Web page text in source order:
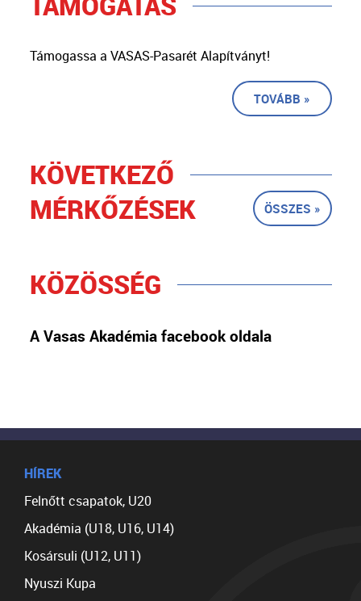
Támogassa a VASAS-Pasarét Alapítványt!
TOVÁBB »
KÖVETKEZŐ
MÉRKŐZÉSEK
ÖSSZES »
KÖZÖSSÉG
A Vasas Akadémia facebook oldala
HÍREK
Felnőtt csapatok, U20
Akadémia (U18, U16, U14)
Kosársuli (U12, U11)
Nyuszi Kupa